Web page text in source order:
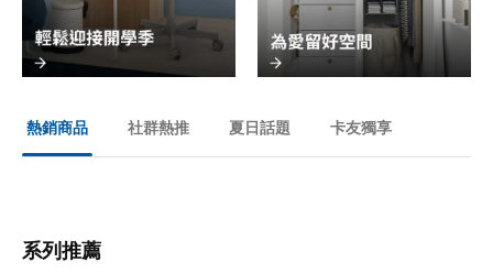
熱銷商品 社群熱推 夏日話題 卡友獨享
系列推薦